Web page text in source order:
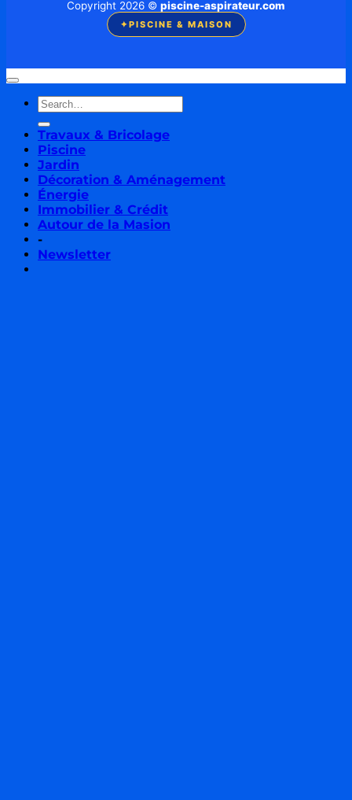
Copyright 2026 © piscine-aspirateur.com
✦PISCINE & MAISON
Travaux & Bricolage
Piscine
Jardin
Décoration & Aménagement
Énergie
Immobilier & Crédit
Autour de la Masion
-
Newsletter